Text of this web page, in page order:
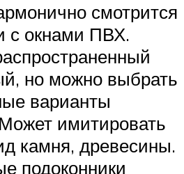
смотрится
с окнами ПВХ.
но можно выбрать
варианты
имитировать
камня, древесины.
подоконники